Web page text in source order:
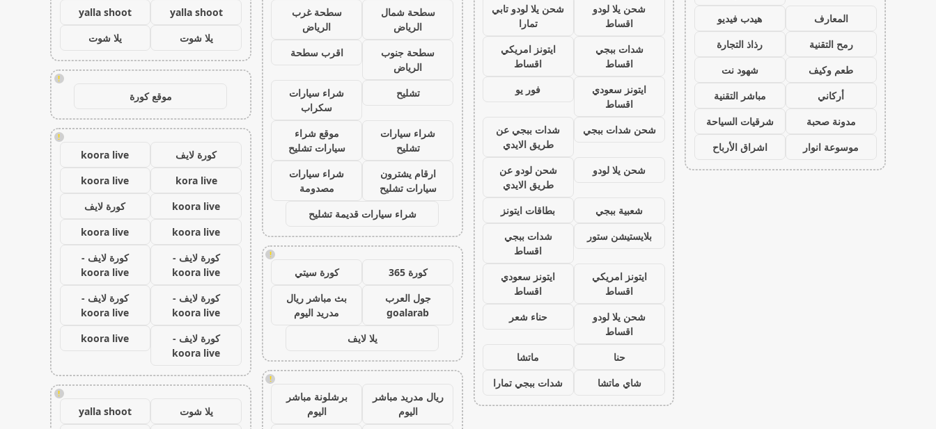
المعارف
هيدب فيديو
رمح التقنية
رذاذ التجارة
طعم وكيف
شهود نت
أركاني
مباشر التقنية
مدونة صحبة
شرقيات السياحة
موسوعة انوار
اشراق الأرباح
شحن يلا لودو
اقساط
شحن يلا لودو تابي
تمارا
شدات ببجي
اقساط
ايتونز امريكي
اقساط
ايتونز سعودي
اقساط
فور يو
شحن شدات ببجي
شدات ببجي عن
طريق الايدي
شحن يلا لودو
شحن لودو عن
طريق الايدي
شعبية ببجي
بطاقات ايتونز
بلايستيشن ستور
شدات ببجي
اقساط
ايتونز امريكي
اقساط
ايتونز سعودي
اقساط
شحن يلا لودو
اقساط
حناء شعر
حنا
ماتشا
شاي ماتشا
شدات ببجي تمارا
سطحة شمال
الرياض
سطحة غرب
الرياض
سطحة جنوب
الرياض
اقرب سطحة
تشليح
شراء سيارات
سكراب
شراء سيارات
تشليح
موقع شراء
سيارات تشليح
ارقام يشترون
سيارات تشليح
شراء سيارات
مصدومة
شراء سيارات قديمة تشليح
!
كورة 365
كورة سيتي
جول العرب
goalarab
بث مباشر ريال
مدريد اليوم
يلا لايف
!
ريال مدريد مباشر
اليوم
برشلونة مباشر
اليوم
yalla shoot
yalla shoot
يلا شوت
يلا شوت
!
موقع كورة
!
كورة لايف
koora live
kora live
koora live
koora live
كورة لايف
koora live
koora live
كورة لايف -
koora live
كورة لايف -
koora live
كورة لايف -
koora live
كورة لايف -
koora live
كورة لايف -
koora live
koora live
!
يلا شوت
yalla shoot